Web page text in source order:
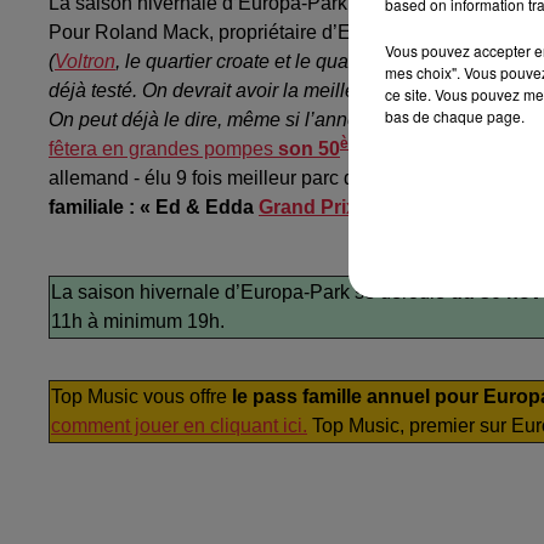
Pour Roland Mack, propriétaire d’Europa-Park :
(Voltron, le quartier croate et le quartier autrichien
déjà testé. On devrait avoir la meilleure année que le
On peut déjà le dire, même si l’année n’est pas terminée
fêtera en grandes pompes son 50ème
allemand - élu 9 fois meilleur parc de loisirs au monde -
familiale : « Ed & Edda Grand Prix La
La saison hivernale d’Europa-Park se déroule
11h à minimum 19h.
Top Music vous offre le pass famille annuel pour
comment jouer en cliquant ici. Top Music, premier sur
Vous pouvez accepter
mes choix". Vous
ce site. Vous pouvez
bas de chaque page.